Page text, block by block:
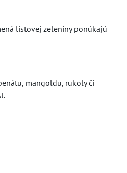
listovej zeleniny ponúkajú
mangoldu, rukoly či